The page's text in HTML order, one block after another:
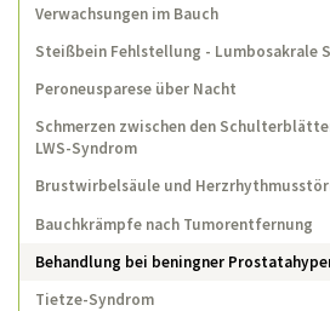
Sodbrennen
Adduktorenzerrung
Schmerzen zwischen den
3-Monats-Koliken und Vorzugshaltungen
Lebenslauf
Verwachsungen im Bauch
Steißbein Fehlstellung - Lumbosakrale
Peroneusparese über Nacht
Schmerzen zwischen den
LWS-Syndrom
Brustwirbelsäule und
Bauchkrämpfe nach Tumorentfernung
Behandlung bei beningner
Tietze-Syndrom